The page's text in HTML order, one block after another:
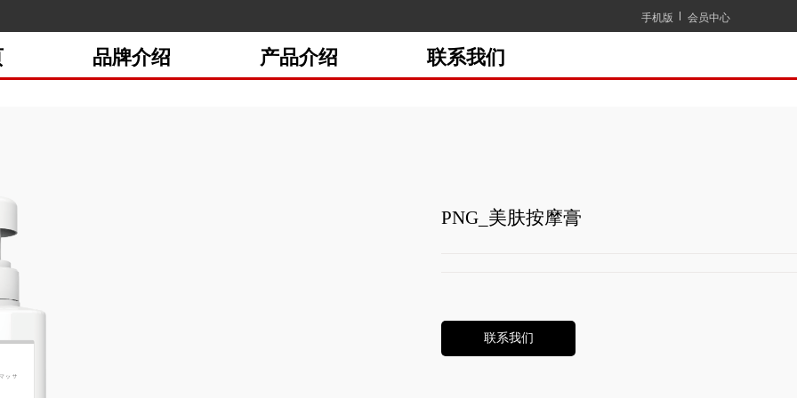
手机版 会员中心
品牌介绍 产品介绍 联系我们
PNG_美肤按摩膏
联系我们